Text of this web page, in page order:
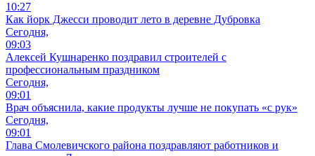
10:27
Как йорк Джесси проводит лето в деревне Дубровка
Сегодня,
09:03
Алексей Кушнаренко поздравил строителей с
профессиональным праздником
Сегодня,
09:01
Врач объяснила, какие продукты лучше не покупать «с рук»
Сегодня,
09:01
Глава Смолевичского района поздравляют работников и